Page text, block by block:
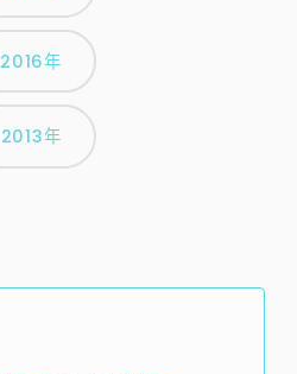
2016年
2013年